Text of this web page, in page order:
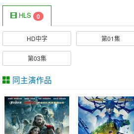
HLS 0
HD中字 第01集
第03集
同主演作品